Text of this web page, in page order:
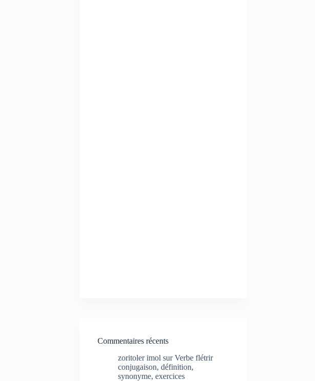
Commentaires récents
zoritoler imol surVerbe flétrir
conjugaison, définition,
synonyme, exercices